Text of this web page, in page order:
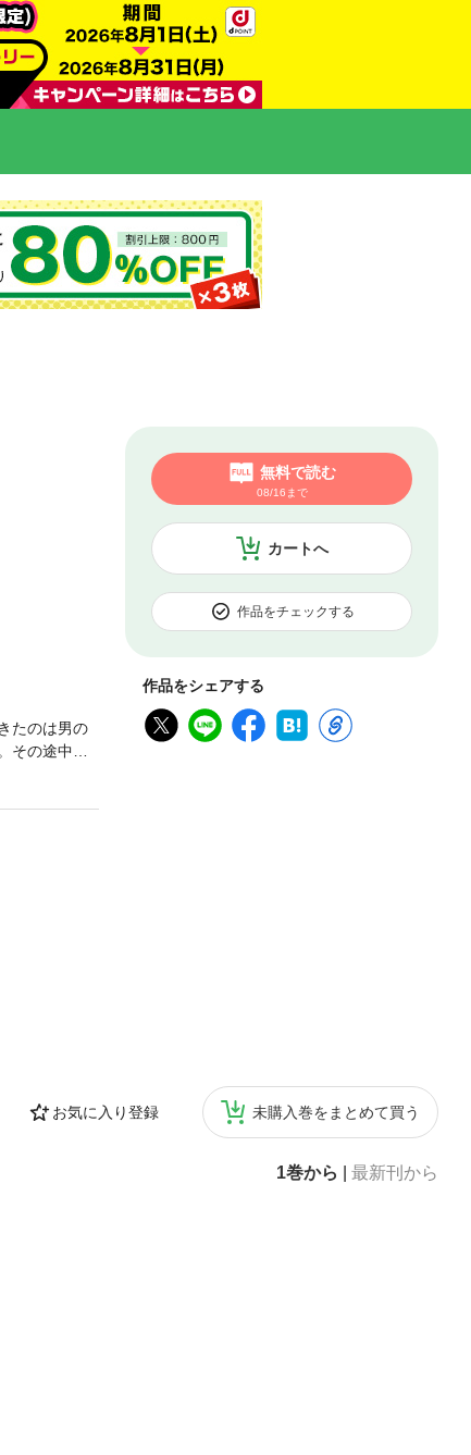
カートへ
無料で読む
08/16まで
作品をチェックする
作品をシェアする
お気に入り登録 未購入巻をまとめて買う
1巻から 最新刊から
たのは男の
の途中、
よ、
た双子の
て……！？